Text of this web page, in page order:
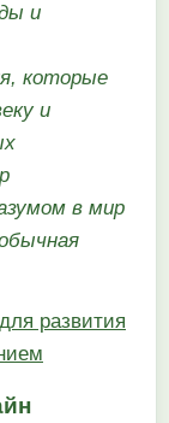
и
которые
и
в мир
развития